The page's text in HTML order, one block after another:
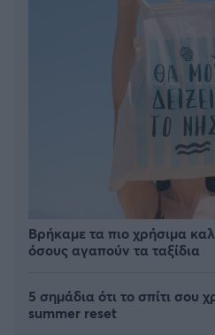
Βρήκαμε τα πιο χρήσιμα
όσους αγαπούν τα ταξίδια
5 σημάδια ότι το σπίτι σου
summer reset